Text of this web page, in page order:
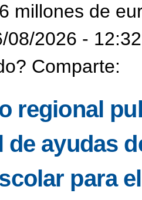
millones de
08/2026 - 12:32
Comparte:
regional
ayudas
para